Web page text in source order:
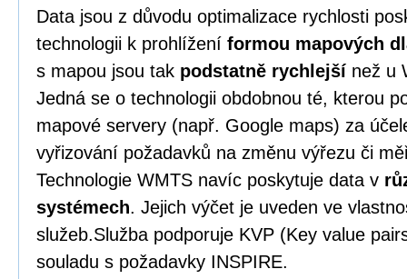
Data jsou z důvodu optimalizace rychlosti
technologii k prohlížení formou mapových
s mapou jsou tak podstatně rychlejší než u
Jedná se o technologii obdobnou té, kterou
mapové servery (např. Google maps) za
vyřizování požadavků na změnu výřezu či
Technologie WMTS navíc poskytuje data v
systémech. Jejich výčet je uveden ve
služeb.Služba podporuje KVP (Key value
souladu s požadavky INSPIRE.